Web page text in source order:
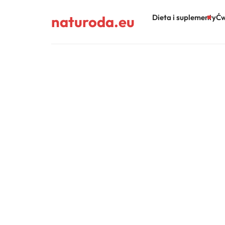
naturoda.eu Dieta i suplementy